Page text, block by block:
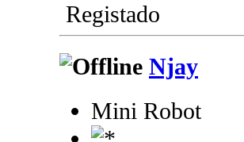
Registado
Njay
Mini Robot